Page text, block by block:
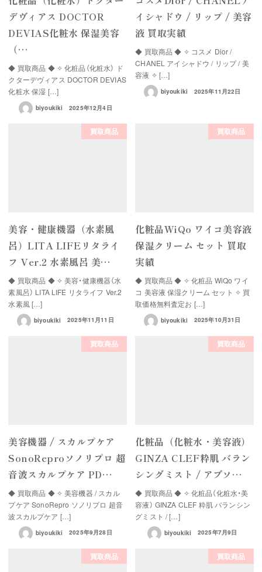
デヴィアス DOCTOR
DEVIAS化粧水 保湿美容
（…
◆ 買取商品 ◆ ✧ 化粧品（化粧水） ド
クターデヴィアス DOCTOR DEVIAS
化粧水 保湿 […]
biyoukiki 2025年12月4日
イシャドウ / リップ / 美容
液 買取実績
◆ 買取商品 ◆ ✧ コスメ Dior /
CHANEL アイシャドウ / リップ / 美
容液 ✧ […]
biyoukiki 2025年11月22日
買取商品
美容・健康機器（水素風
呂）LITA LIFEリタライ
フ Ver.2 水素風呂 美…
◆ 買取商品 ◆ ✧ 美容・健康機器（水
素風呂） LITA LIFE リタライフ Ver.2
水素風 […]
biyoukiki 2025年11月11日
買取商品
化粧品WiQo ワイコ美容液
保湿クリーム セット 買取
実績
◆ 買取商品 ◆ ✧ 化粧品 WiQo ワイ
コ 美容液 保湿クリーム セット ✧ 買
取価格無料査定お […]
biyoukiki 2025年10月31日
買取商品
美容機器 / スカルプケア
SonoReproソノリプロ 超
音波スカルプケア PD…
◆ 買取商品 ◆ ✧ 美容機器 / スカル
プケア SonoRepro ソノリプロ 超音
波スカルプケア […]
biyoukiki 2025年9月28日
買取商品
化粧品（化粧水・美容液）
GINZA CLEF粋肌 バラン
シングミスト / アブソ…
◆ 買取商品 ◆ ✧ 化粧品（化粧水・美
容液） GINZA CLEF 粋肌 バランシン
グミスト / […]
biyoukiki 2025年7月9日
買取商品 買取商品